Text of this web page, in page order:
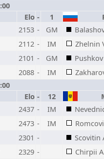
Elo - 1
2153 - GM
2112 - IM
Zhelnin
2101 - GM
2088 - IM
Elo - 12
2437 - IM
2473 - IM
2301 -
Scovitin
2329 -
Chirpii